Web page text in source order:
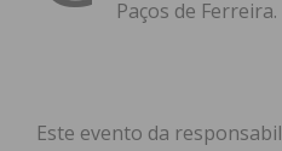
Paços de Ferreira.
Este evento da